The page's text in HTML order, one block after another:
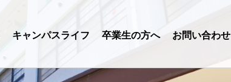
キャンパスライフ 卒業生の方へ お問い合わせ